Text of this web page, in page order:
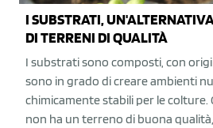
I SUBSTRATI,
DI TERRENI DI QUALITÀ
I substrati sono composti, con
sono in grado di creare ambienti
chimicamente stabili per le
non ha un terreno di buona